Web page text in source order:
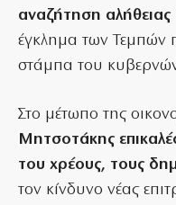
αναζήτηση αλήθειας
έγκλημα των Τεμπών
στάμπα του
Στο μέτωπο της
Μητσοτάκης
του χρέους, τους
τον κίνδυνο νέας